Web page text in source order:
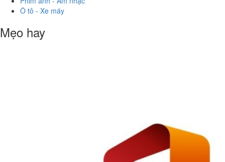
Ô tô - Xe máy
Mẹo hay